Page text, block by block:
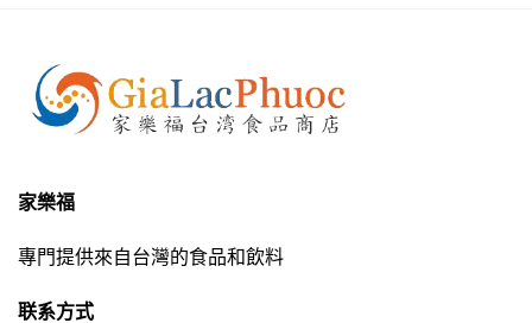
家樂福
專門提供來自台灣的食品和飲料
联系方式